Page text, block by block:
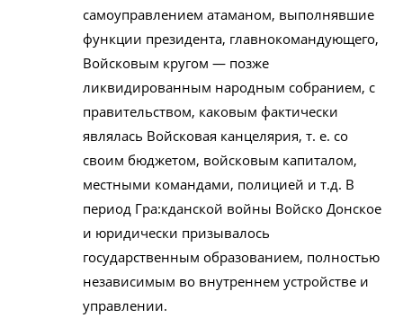
самоуправлением атаманом, выполнявшие
функции президента, главнокомандующего,
Войсковым кругом — позже
ликвидированным народным собранием, с
правительством, каковым фактически
являлась Войсковая канцелярия, т. е. со
своим бюджетом, войсковым капиталом,
местными командами, полицией и т.д. В
период Гра:кданской войны Войско Донское
и юридически призывалось
государственным образованием, полностью
независимым во внутреннем устройстве и
управлении.